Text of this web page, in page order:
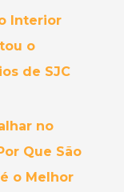
Interior
o
de SJC
no
Que São
o Melhor